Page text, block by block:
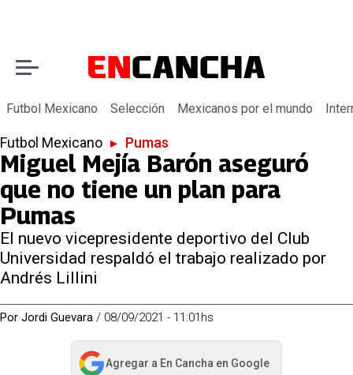
Futbol Mexicano Selección Mexicanos por el mundo
Futbol Mexicano ▸ Pumas
Miguel Mejía Barón aseguró
que no tiene un plan para
Pumas
El nuevo vicepresidente deportivo del Club
Universidad respaldó el trabajo realizado por
Andrés Lillini
Por Jordi Guevara / 08/09/2021 - 11:01hs
Agregar a En Cancha en Google
abre en nueva pestaña